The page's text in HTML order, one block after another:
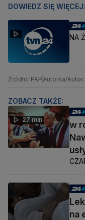
DOWIEDZ SIĘ WIĘCEJ:
NA
Źródło: PAP Autorka/
ZOBACZ TAKŻE:
27 min
w
na